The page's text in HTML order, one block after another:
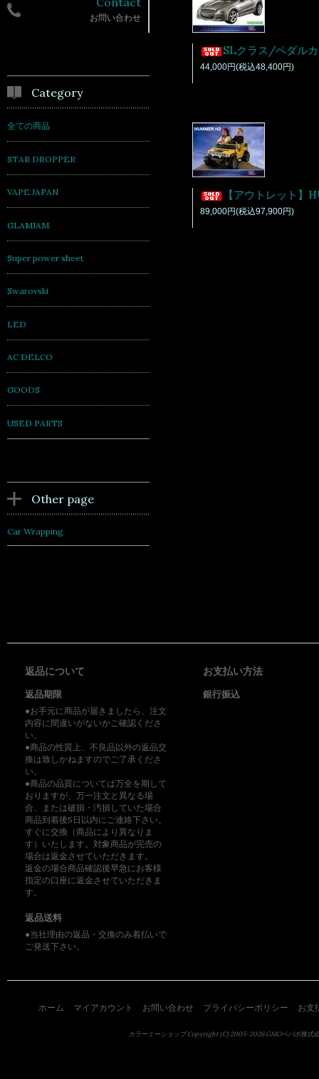
SLクラス/ペダルカー/シルバー 正規品 送料160
44,000円(税込48,400円)
【アウトレット】HUMMER H2/ハマー/電動カー/イエロー 送料160
89,000円(税込97,900円)
お問い合わせ
Category
全ての商品
STAR DROPPER
VAPE JAPAN
GLAMJAM
Super power sheet
Swarovski
LED
AC DELCO
GOODS
USED PARTS
Other page
Car Wrapping
返品について
返品期限
●お手元に商品が届きましたら、注文
内容に間違いがないかご確認くださ
い。
●商品の性質上、不良品以外の返品交
換は致しかねますのでご了承くださ
い。
●商品の品質については万全を期して
おりますが、万一注文と異なる場
合、または破損・汚損していた場合
商品到着後5日以内にご連絡下さい。
すぐに交換（商品により異なりま
す）いたします。対象商品が完売の
場合は返金させていただきます。
返金の場合商品確認後早急にお客様
指定の口座に返金させていただきま
す。
返品送料
●当社理由の返品・交換のみ着払いで
ご発送下さい。
お支払い方法
銀行振込
ホーム マイアカウント お問い合わせ プライバシーポリシー お支
カラーミーショップCopyright (C) 2005-2026GMOペパボ株式